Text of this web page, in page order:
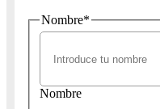
Nombre*
Nombre